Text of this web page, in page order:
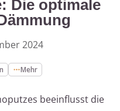
Die optimale
2024
Mehr
beeinflusst die